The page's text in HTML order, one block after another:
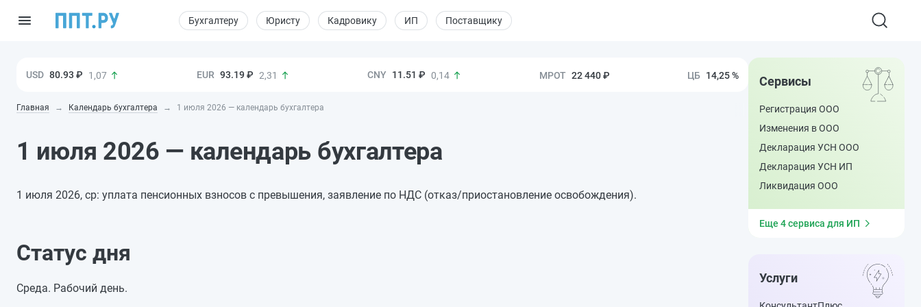
Бухгалтеру Юристу Кадровику ИП Поставщику
80.93 ₽ 1,07 93.19 ₽ 2,31 11.51 ₽ 0,14 22 440 ₽ 14,25 %
Главная Календарь бухгалтера 1 июля 2026 — календарь бухгалтера
1 июля 2026 — календарь бухгалтера
1 июля 2026, ср: уплата пенсионных взносов с превышения, заявление по НДС (отказ/приостановление освобождения).
Статус дня
Среда. Рабочий день.
Сервисы
Регистрация ООО
Изменения в ООО
Декларация УСН ООО
Декларация УСН ИП
Ликвидация ООО
Еще 4 сервиса для ИП
Услуги